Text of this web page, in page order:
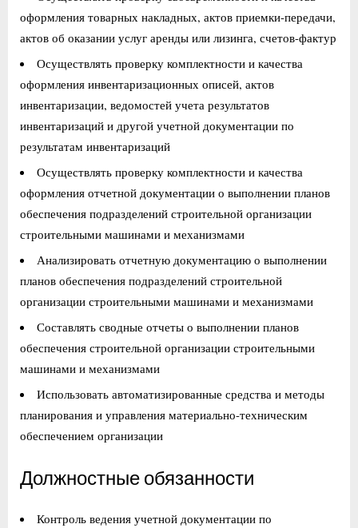
оформления товарных накладных, актов приемки-передачи,
актов об оказании услуг аренды или лизинга, счетов-фактур
Осуществлять проверку комплектности и качества
оформления инвентаризационных описей, актов
инвентаризации, ведомостей учета результатов
инвентаризаций и другой учетной документации по
результатам инвентаризаций
Осуществлять проверку комплектности и качества
оформления отчетной документации о выполнении планов
обеспечения подразделений строительной организации
строительными машинами и механизмами
Анализировать отчетную документацию о выполнении
планов обеспечения подразделений строительной
организации строительными машинами и механизмами
Составлять сводные отчеты о выполнении планов
обеспечения строительной организации строительными
машинами и механизмами
Использовать автоматизированные средства и методы
планирования и управления материально-техническим
обеспечением организации
Должностные обязанности
Контроль ведения учетной документации по